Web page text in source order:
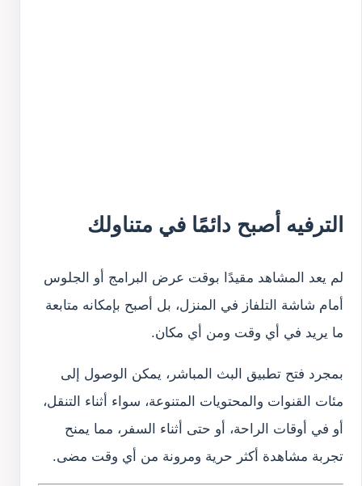
الترفيه أصبح دائمًا في متناولك
لم يعد المشاهد مقيدًا بوقت عرض البرامج أو الجلوس
أمام شاشة التلفاز في المنزل، بل أصبح بإمكانه متابعة
ما يريد في أي وقت ومن أي مكان.
بمجرد فتح تطبيق البث المباشر، يمكن الوصول إلى
مئات القنوات والمحتويات المتنوعة، سواء أثناء التنقل،
أو في أوقات الراحة، أو حتى أثناء السفر، مما يمنح
تجربة مشاهدة أكثر حرية ومرونة من أي وقت مضى.